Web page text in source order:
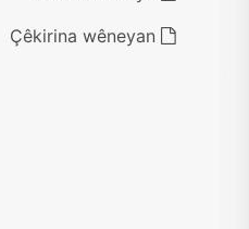
Çêkirina wêneyan